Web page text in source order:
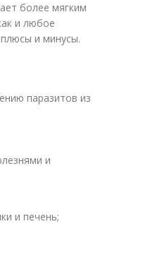
более мягким
и любое
и минусы.
паразитов из
и
и печень;